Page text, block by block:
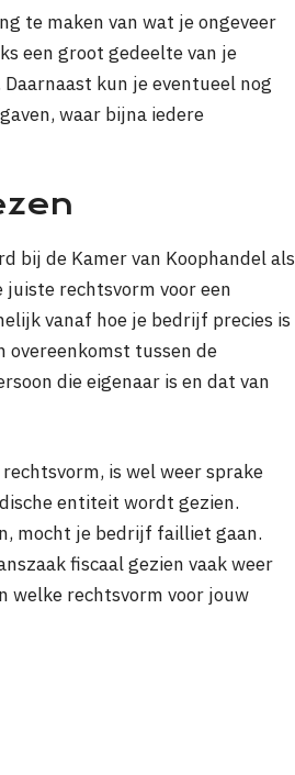
te maken van wat je ongeveer
een groot gedeelte van je
kun je eventueel nog
waar bijna iedere
bij de Kamer van Koophandel als
juiste rechtsvorm voor een
vanaf hoe je bedrijf precies is
overeenkomst tussen de
die eigenaar is en dat van
is wel weer sprake
entiteit wordt gezien.
mocht je bedrijf failliet gaan.
fiscaal gezien vaak weer
welke rechtsvorm voor jouw